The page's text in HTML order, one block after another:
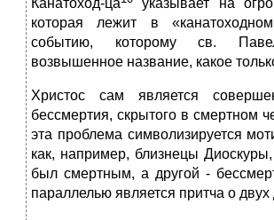
Канатоход-ца
указывает на
которая лежит в
событию, которому св.
возвышенное название, какое
Христос сам является
бессмертия, скрытого в смертном
эта проблема символизируется
как, например, близнецы
был смертным, а другой -
параллелью является притча о двух